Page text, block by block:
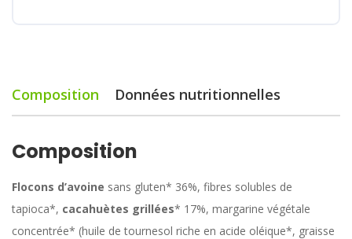
Composition Données nutritionnelles
Composition
Flocons d’avoine sans gluten* 36%, fibres solubles de
tapioca*, cacahuètes grillées* 17%, margarine végétale
concentrée* (huile de tournesol riche en acide oléique*, graisse